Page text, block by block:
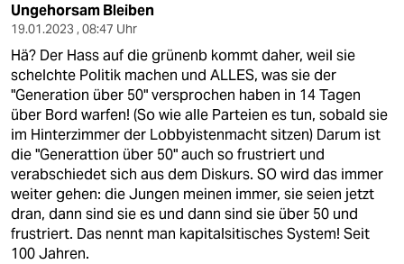
Ungehorsam Bleiben
19.01.2023 , 08:47 Uhr
Hä? Der Hass auf die grünenb kommt daher, weil sie
schelchte Politik machen und ALLES, was sie der
"Generation über 50" versprochen haben in 14 Tagen
über Bord warfen! (So wie alle Parteien es tun, sobald sie
im Hinterzimmer der Lobbyistenmacht sitzen) Darum ist
die "Generattion über 50" auch so frustriert und
verabschiedet sich aus dem Diskurs. SO wird das immer
weiter gehen: die Jungen meinen immer, sie seien jetzt
dran, dann sind sie es und dann sind sie über 50 und
frustriert. Das nennt man kapitalsitisches System! Seit
100 Jahren.